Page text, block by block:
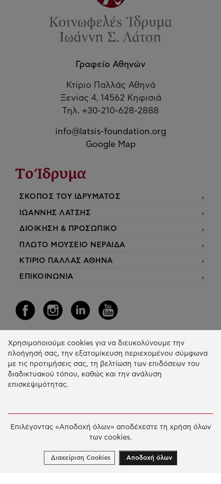
Γραφείο Αθηνών
Κτίριο Παλλάς Αθηνά
Ξενίας 4, 14562 Κηφισιά
Τηλ. +30-210-628-2888
info@latsis-foundation.org
Google Map
Το Ίδρυμα
ΣΚΟΠΟΣ ΤΟΥ ΙΔΡΥΜΑΤΟΣ
ΙΩΑΝΝΗΣ ΛΑΤΣΗΣ
ΔΙΟΙΚΗΣΗ & ΠΡΟΣΩΠΙΚΟ
ΠΛΩΤΟ ΜΟΥΣΕΙΟ ΝΕΡΑΙΔΑ
ΚΤΙΡΙΟ ΠΑΛΛΑΣ ΑΘΗΝΑ
ΕΠΙΚΟΙΝΩΝΙΑ
Η Δράση μας
ΕΚΠΑIΔΕΥΣΗ & ΑΝΑΠΤΥΞΗ ΔΕΞΙΟΤΗΤΩΝ
ΚΑΙΝΟΤΟΜΙΑ & ΒΙΩΣΙΜΗ ΑΝΑΠΤΥΞΗ
ΧΡΗΜΑΤΟΔΟΤΗΣΕΙΣ
Χρησιμοποιούμε cookies για να διευκολύνουμε την
πλοήγησή σας, την εξατομίκευση περιεχομένου σύμφωνα
με τις προτιμήσεις σας, τη βελτίωση των επιδόσεων του
διαδικτυακού τόπου, καθώς και την ανάλυση
επισκεψιμότητας.
Επιλέγοντας «Αποδοχή όλων» αποδέχεστε τη χρήση όλων
των cookies.
Διαχείριση Cookies Αποδοχή όλων